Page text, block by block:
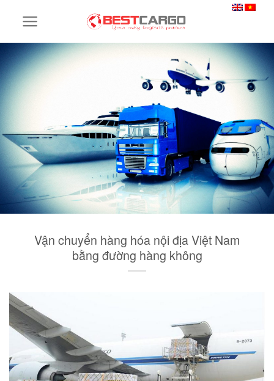
Vận chuyển hàng hóa nội địa Việt Nam
bằng đường hàng không